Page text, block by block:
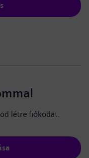
létre fiókodat.